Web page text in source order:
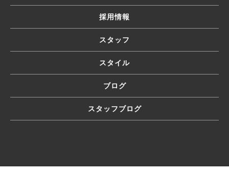
採用情報
スタッフ
スタイル
ブログ
スタッフブログ